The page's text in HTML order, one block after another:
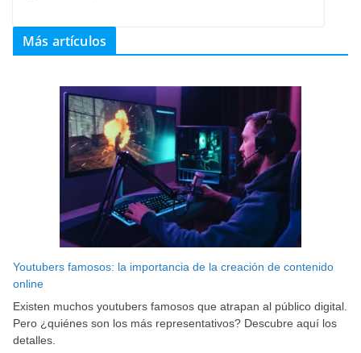
Más artículos
Youtubers famosos: la importancia de la creación de contenido
online
Existen muchos youtubers famosos que atrapan al público digital.
Pero ¿quiénes son los más representativos? Descubre aquí los
detalles.